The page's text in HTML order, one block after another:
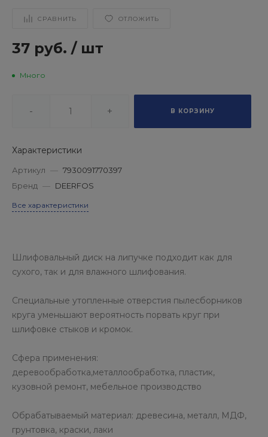
СРАВНИТЬ ОТЛОЖИТЬ
37 руб. / шт
Много
- + В КОРЗИНУ
Характеристики
Артикул — 7930091770397
Бренд — DEERFOS
Все характеристики
Шлифовальный диск на липучке подходит как для
сухого, так и для влажного шлифования.
Специальные утопленные отверстия пылесборников
круга уменьшают вероятность порвать круг при
шлифовке стыков и кромок.
Сфера применения:
деревообработка,металлообработка, пластик,
кузовной ремонт, мебельное производство
Обрабатываемый материал: древесина, металл, МДФ,
грунтовка, краски, лаки